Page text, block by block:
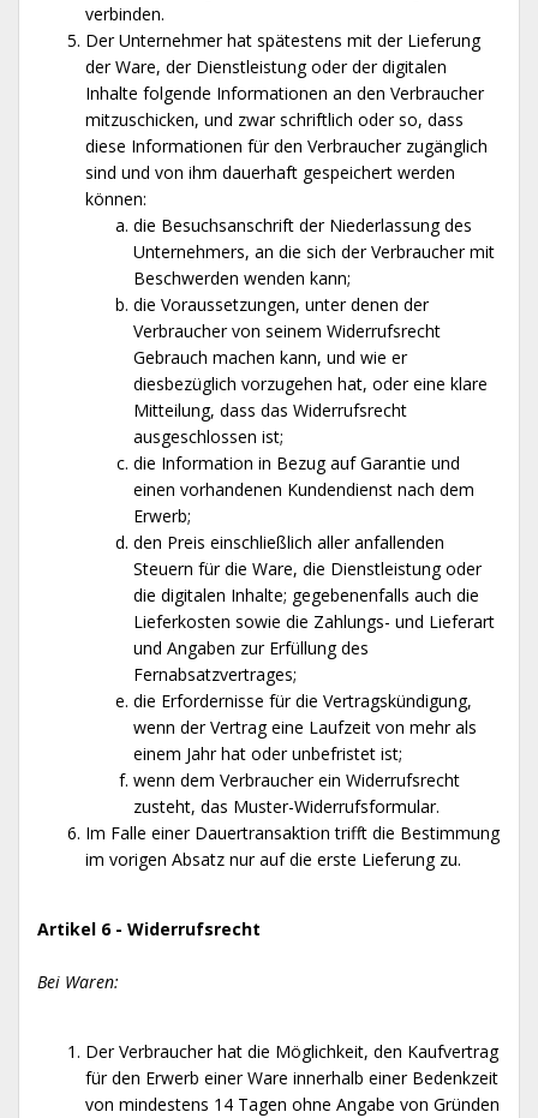
verbinden.
Der Unternehmer hat spätestens mit der Lieferung
der Ware, der Dienstleistung oder der digitalen
Inhalte folgende Informationen an den Verbraucher
mitzuschicken, und zwar schriftlich oder so, dass
diese Informationen für den Verbraucher zugänglich
sind und von ihm dauerhaft gespeichert werden
können:
die Besuchsanschrift der Niederlassung des
Unternehmers, an die sich der Verbraucher mit
Beschwerden wenden kann;
die Voraussetzungen, unter denen der
Verbraucher von seinem Widerrufsrecht
Gebrauch machen kann, und wie er
diesbezüglich vorzugehen hat, oder eine klare
Mitteilung, dass das Widerrufsrecht
ausgeschlossen ist;
die Information in Bezug auf Garantie und
einen vorhandenen Kundendienst nach dem
Erwerb;
den Preis einschließlich aller anfallenden
Steuern für die Ware, die Dienstleistung oder
die digitalen Inhalte; gegebenenfalls auch die
Lieferkosten sowie die Zahlungs- und Lieferart
und Angaben zur Erfüllung des
Fernabsatzvertrages;
die Erfordernisse für die Vertragskündigung,
wenn der Vertrag eine Laufzeit von mehr als
einem Jahr hat oder unbefristet ist;
wenn dem Verbraucher ein Widerrufsrecht
zusteht, das Muster-Widerrufsformular.
Im Falle einer Dauertransaktion trifft die Bestimmung
im vorigen Absatz nur auf die erste Lieferung zu.
Artikel 6 - Widerrufsrecht
Bei Waren:
Der Verbraucher hat die Möglichkeit, den Kaufvertrag
für den Erwerb einer Ware innerhalb einer Bedenkzeit
von mindestens 14 Tagen ohne Angabe von Gründen